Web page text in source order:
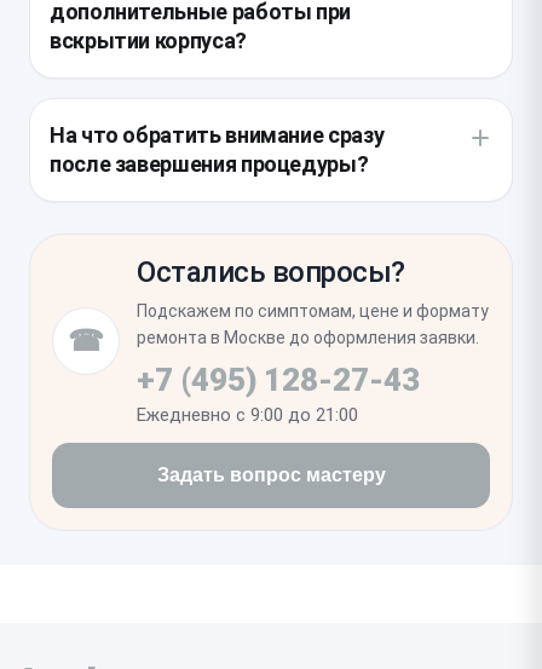
процедуры специалист проверяет целостность
пайки и надежность фиксации коннектора, чтобы
предотвратить расшатывание узла в будущем.
дополнительные работы при
вскрытии корпуса?
обязательным этапом является восстановление
влагозащитного слоя по периметру дисплея. Также
полезно проверить состояние нижнего микрофона
и динамика, которые конструктивно связаны с
На что обратить внимание сразу
после завершения процедуры?
нормальной работе передачи данных через
обновленный порт. Оцените плотность прилегания
экрана к корпусу и работу нижнего динамика,
проведенного ремонта.
☎
Остались вопросы?
Подскажем по симптомам, цене и формату
ремонта в Москве до оформления заявки.
+7 (495) 128-27-43
Ежедневно с 9:00 до 21:00
Задать вопрос мастеру